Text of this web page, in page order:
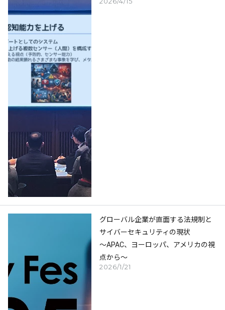
2026/1/21
グローバル企業が直面する法規制と
サイバーセキュリティの現状
～APAC、ヨーロッパ、アメリカの視
点から～